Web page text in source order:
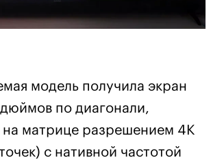
модель получила экран
по диагонали,
матрице разрешением 4К
с нативной частотой